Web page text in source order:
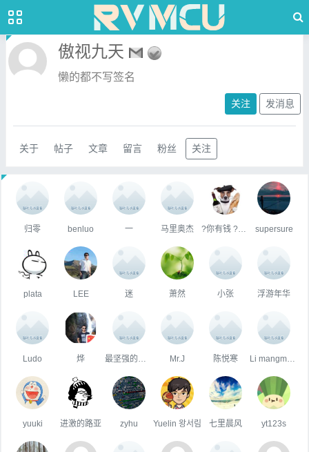
傲视九天
懒的都不写签名
关注 发消息
关于 帖子 文章 留言 粉丝 关注
归零 benluo 一 马里奥杰 supersure
plata LEE 迷 萧然 小张 浮游年华
Ludo 烨 Mr.J 陈悦寒
yuuki 进激的路亚 zyhu Yuelin 왕서림 七里晨风 yt123s